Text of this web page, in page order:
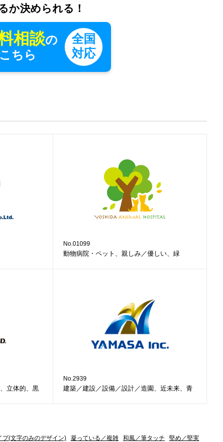
か決められる！
相談の
ちら
全国
対応
No.01099
動物病院・ペット、親しみ／優しい、緑
立体的、黒
No.2939
建築／建設／設備／設計／造園、近未来、青
プ(文字のみのデザイン) 凝っている／複雑 和風／筆タッチ 堅め／堅実